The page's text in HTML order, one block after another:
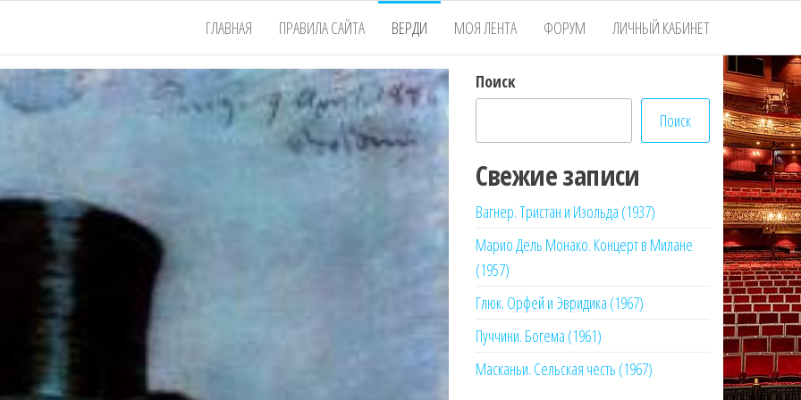
ГЛАВНАЯ ПРАВИЛА САЙТА ВЕРДИ МОЯ ЛЕНТА ФОРУМ ЛИЧНЫЙ КАБИНЕТ
Поиск
Поиск
Свежие записи
Вагнер. Тристан и Изольда (1937)
Марио Дель Монако. Концерт в Милане
(1957)
Глюк. Орфей и Эвридика (1967)
Пуччини. Богема (1961)
Масканьи. Сельская честь (1967)